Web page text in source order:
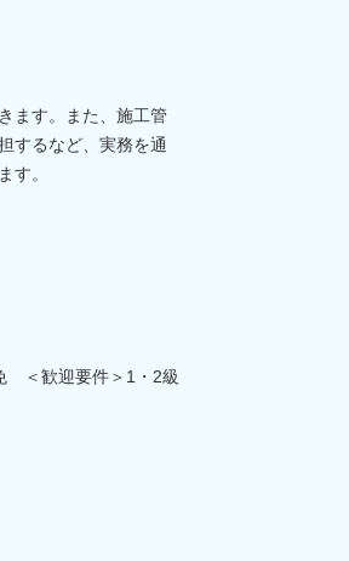
ます。また、施工管
するなど、実務を通
す。
＜歓迎要件＞1・2級